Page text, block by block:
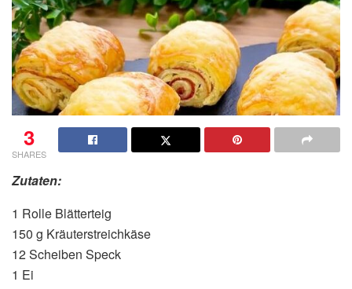
3
SHARES
Zutaten:
1 Rolle Blätterteig
150 g Kräuterstreichkäse
12 Scheiben Speck
1 Ei